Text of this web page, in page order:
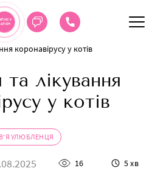
У
коронавірусу у котів
лікування
у котів
УЛЮБЛЕНЦЯ
16 5 хв